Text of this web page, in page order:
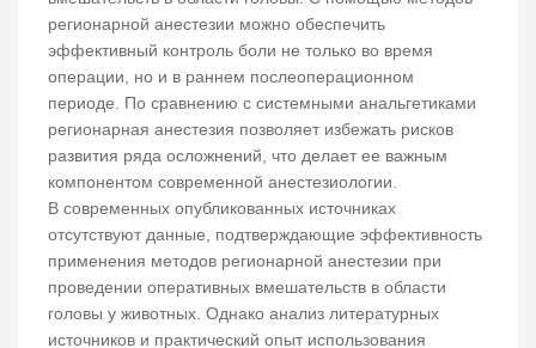
регионарной анестезии можно обеспечить
эффективный контроль боли не только во время
операции, но и в раннем послеоперационном
периоде. По сравнению с системными анальгетиками
регионарная анестезия позволяет избежать рисков
развития ряда осложнений, что делает ее важным
компонентом современной анестезиологии.
В современных опубликованных источниках
отсутствуют данные, подтверждающие эффективность
применения методов регионарной анестезии при
проведении оперативных вмешательств в области
головы у животных. Однако анализ литературных
источников и практический опыт использования